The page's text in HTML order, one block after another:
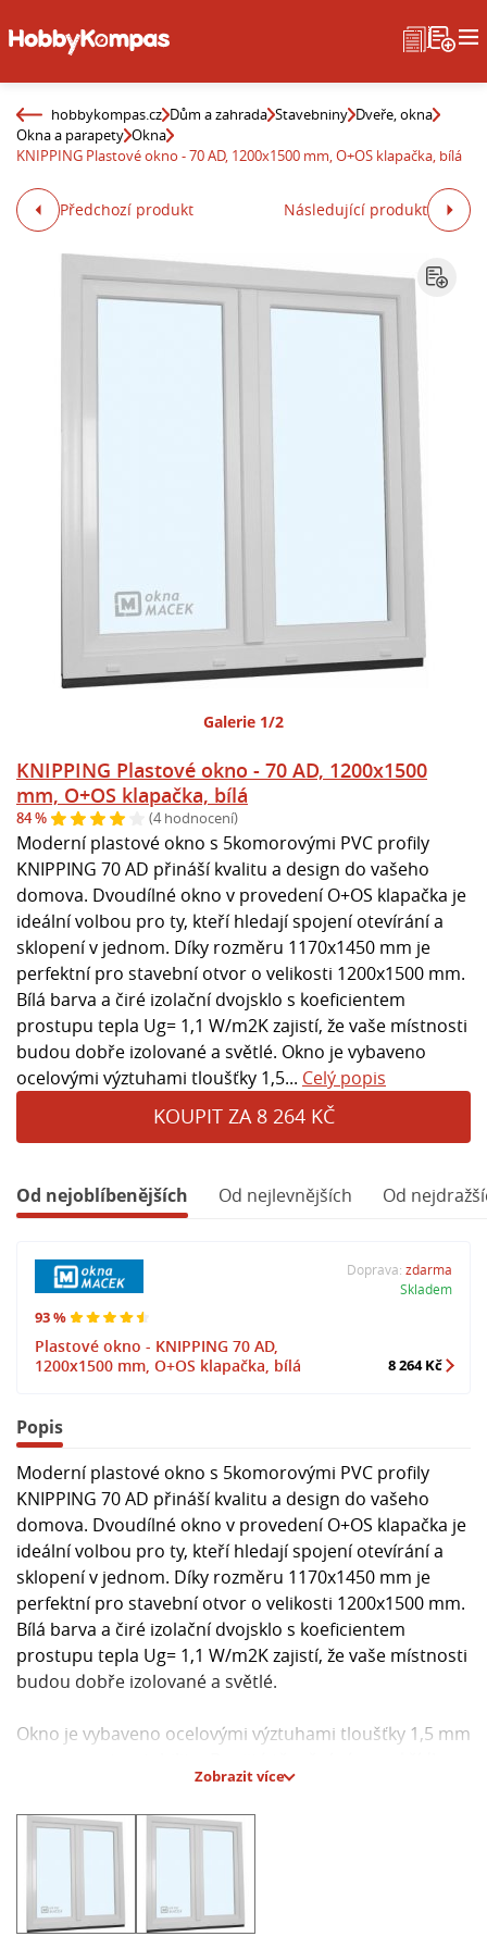
hobbykompas.cz Dům a zahrada Stavebniny Dveře, okna
Okna a parapety Okna
KNIPPING Plastové okno - 70 AD, 1200x1500 mm, O+OS klapačka, bílá
Předchozí produkt Následující produkt
Galerie 1/2
KNIPPING Plastové okno - 70 AD, 1200x1500
mm, O+OS klapačka, bílá
84 % (4 hodnocení)
Moderní plastové okno s 5komorovými PVC profily
KNIPPING 70 AD přináší kvalitu a design do vašeho
domova. Dvoudílné okno v provedení O+OS klapačka je
ideální volbou pro ty, kteří hledají spojení otevírání a
sklopení v jednom. Díky rozměru 1170x1450 mm je
perfektní pro stavební otvor o velikosti 1200x1500 mm.
Bílá barva a čiré izolační dvojsklo s koeficientem
prostupu tepla Ug= 1,1 W/m2K zajistí, že vaše místnosti
budou dobře izolované a světlé. Okno je vybaveno
ocelovými výztuhami tloušťky 1,5... Celý popis
KOUPIT ZA 8 264 KČ
Od nejoblíbenějších Od nejlevnějších Od
93 %
Plastové okno - KNIPPING 70 AD,
1200x1500 mm, O+OS klapačka, bílá
Doprava: zdarma
Skladem
8 264 Kč
Popis
Moderní plastové okno s 5komorovými PVC profily
KNIPPING 70 AD přináší kvalitu a design do vašeho
domova. Dvoudílné okno v provedení O+OS klapačka je
ideální volbou pro ty, kteří hledají spojení otevírání a
sklopení v jednom. Díky rozměru 1170x1450 mm je
perfektní pro stavební otvor o velikosti 1200x1500 mm.
Bílá barva a čiré izolační dvojsklo s koeficientem
prostupu tepla Ug= 1,1 W/m2K zajistí, že vaše místnosti
budou dobře izolované a světlé.
Okno je vybaveno ocelovými výztuhami tloušťky 1,5 mm
spolu s podkladním profilem usnadňují montáž a
zajišťují těsnost. K oknu získáte zdarma kliky, krytky na
závěsy, okapničky a standardní montážní materiál.
**Hlavní parametry:**
- PVC profil: 5komorový KNIPPING 70 AD, stavební
Zobrazit více